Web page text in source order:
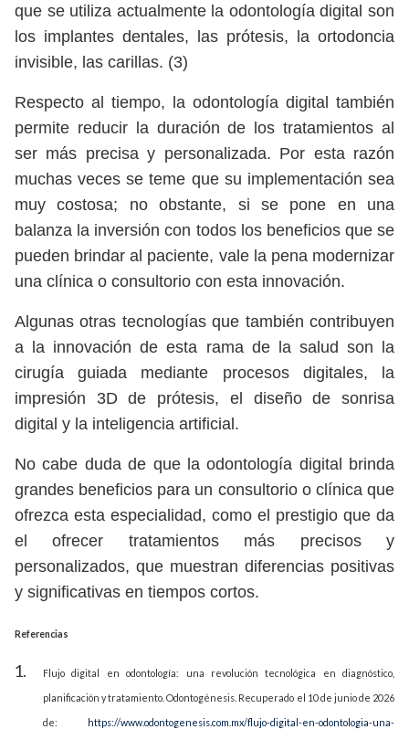
que se utiliza actualmente la odontología digital son
los implantes dentales, las prótesis, la ortodoncia
invisible, las carillas. (3)
Respecto al tiempo, la odontología digital también
permite reducir la duración de los tratamientos al
ser más precisa y personalizada. Por esta razón
muchas veces se teme que su implementación sea
muy costosa; no obstante, si se pone en una
balanza la inversión con todos los beneficios que se
pueden brindar al paciente, vale la pena modernizar
una clínica o consultorio con esta innovación.
Algunas otras tecnologías que también contribuyen
a la innovación de esta rama de la salud son la
cirugía guiada mediante procesos digitales, la
impresión 3D de prótesis, el diseño de sonrisa
digital y la inteligencia artificial.
No cabe duda de que la odontología digital brinda
grandes beneficios para un consultorio o clínica que
ofrezca esta especialidad, como el prestigio que da
el ofrecer tratamientos más precisos y
personalizados, que muestran diferencias positivas
y significativas en tiempos cortos.
Referencias
Flujo digital en odontología: una revolución tecnológica en diagnóstico,
planificación y tratamiento. Odontogénesis. Recuperado el 10 de junio de 2026
de: https://www.odontogenesis.com.mx/flujo-digital-en-odontologia-una-